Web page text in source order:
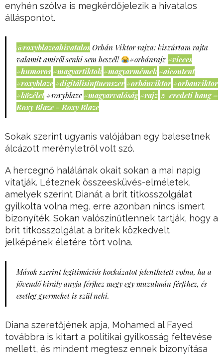
enyhén szólva is megkérdőjelezik a hivatalos
álláspontot.
@roxyblazeahivatalos Orbán Viktor rajza: kiszúrtam rajta
valamit amiről senki sem beszél!
#orbánrajz #vicces
#humoros #magyartiktok #magyarmémek #aicontent
#roxyblaze #digitálisinfluenszer #orbánviktor #orbanviktor
#közélet #roxyblaze #magyarvalóság #rajz ♬ eredeti hang –
Roxy Blaze - Roxy Blaze
Sokak szerint ugyanis valójában egy balesetnek
álcázott merényletről volt szó.
A hercegnő halálának okait sokan a mai napig
vitatják. Léteznek összeesküvés-elméletek,
amelyek szerint Dianát a brit titkosszolgálat
gyilkolta volna meg, erre azonban nincs ismert
bizonyíték. Sokan valószínűtlennek tartják, hogy a
brit titkosszolgálat a britek közkedvelt
jelképének életére tört volna.
Mások szerint legitimációs kockázatot jelenthetett volna, ha a
jövendő király anyja férjhez megy egy muzulmán férfihez, és
esetleg gyermeket is szül neki.
Diana szeretőjének apja, Mohamed al Fayed
továbbra is kitart a politikai gyilkosság feltevése
mellett, és mindent megtesz ennek bizonyítása